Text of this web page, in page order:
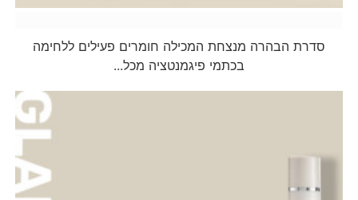
סדרת הבהרה מנצחת המכילה חומרים פעילים ללחימה
בכתמי פיגמנטציה מכל...